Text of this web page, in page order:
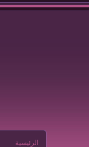
الرئيسية